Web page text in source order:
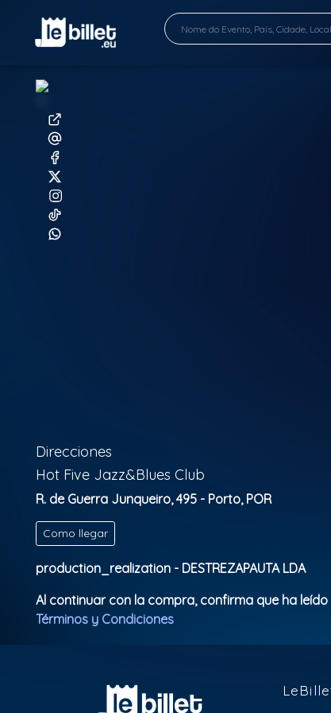
Direcciones
Hot Five Jazz&Blues Club
R. de Guerra Junqueiro, 495 - Porto, POR
Como llegar
production_realization - DESTREZAPAUTA LDA
Al continuar con la compra, confirma que ha
Términos y Condiciones